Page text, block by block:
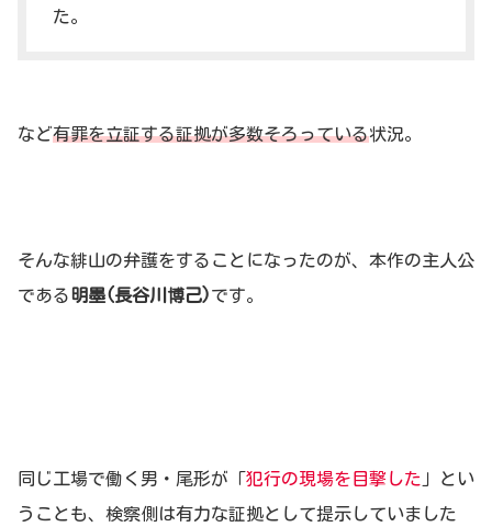
た。
など有罪を立証する証拠が多数そろっている状況。
そんな緋山の弁護をすることになったのが、本作の主人公
である明墨(長谷川博己)です。
同じ工場で働く男・尾形が「犯行の現場を目撃した 」とい
うことも、検察側は有力な証拠として提示していました